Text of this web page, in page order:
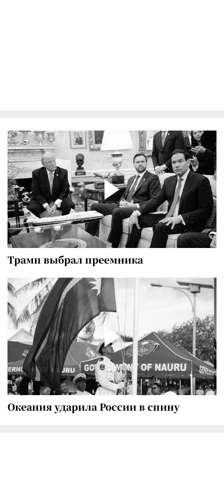
Трамп выбрал преемника
Океания ударила России в спину